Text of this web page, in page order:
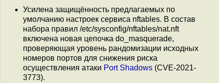
Усилена защищённость предлагаемых по
умолчанию настроек сервиса nftables. В состав
набора правил /etc/sysconfig/nftables/nat.nft
включена новая цепочка do_masquerade,
проверяющая уровень рандомизации исходных
номеров портов для снижения риска
осуществления атаки Port Shadows (CVE-2021-
3773).